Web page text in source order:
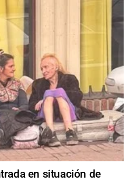
en situación de